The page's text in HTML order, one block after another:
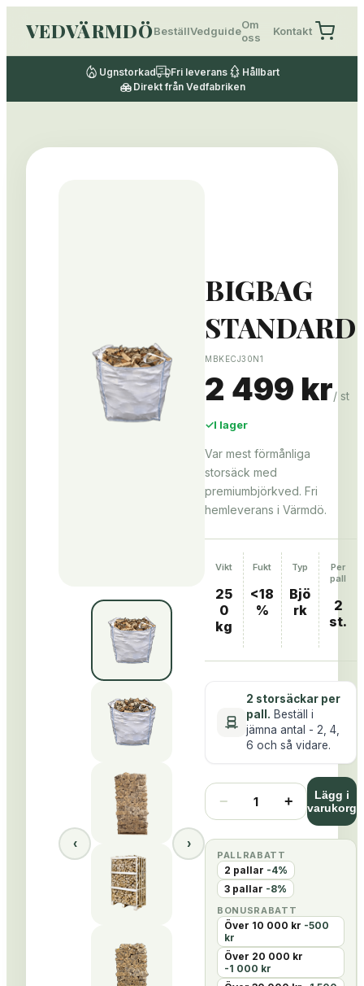
VEDVÄRMDÖBeställVedguideOm
oss
Kontakt
Ugnstorkad Fri leverans
Hållbart
Direkt från Vedfabriken
‹ ›
BIGBAG
STANDARD
MBKECJ30N1
2 499 kr/ st
✓I lager
Var mest förmånliga
storsäck med
premiumbjörkved. Fri
hemleverans i Värmdö.
Vikt
25
0
kg
Fukt
<18
%
Typ
Bjö
rk
Per
pall
2
st.
2 storsäckar per
pall . Beställ i
jämna antal - 2, 4,
6 och så vidare.
− 1 +
Lägg i
varukorg
PALLRABATT
2 pallar -4%
3 pallar -8%
BONUSRABATT
Över 10 000 kr -500
kr
Över 20 000 kr
-1 000 kr